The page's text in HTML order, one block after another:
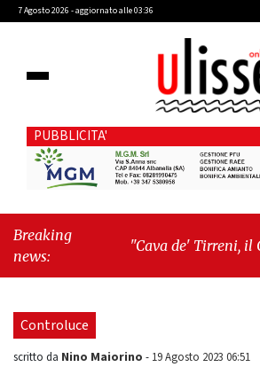
7 Agosto 2026 - aggiornato alle 03:36
PUBBLICITA'
Breaking
news:
"Cava de' Tirreni, il
Mare, giornata storica: la
alla fase europea per l’IGP"
Controluce
scritto da Nino Maiorino - 19 Agosto 2023 06:51